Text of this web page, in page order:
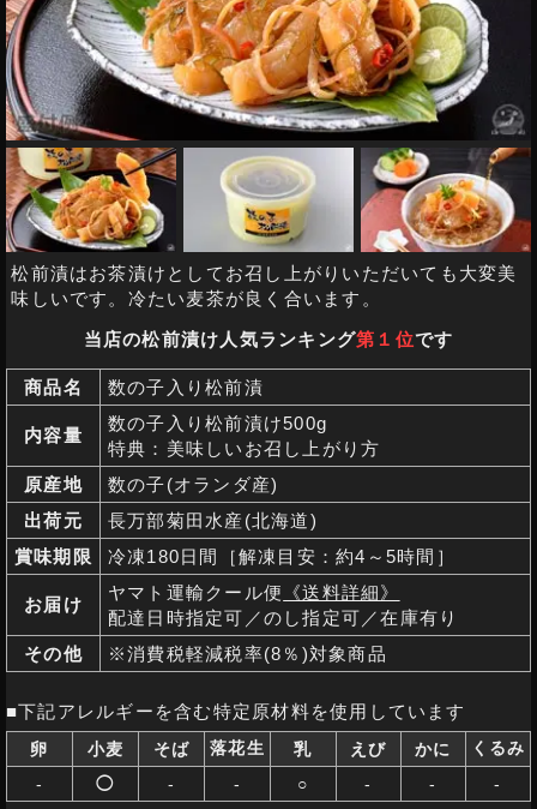
松前漬はお茶漬けとしてお召し上がりいただいても大変美
味しいです。冷たい麦茶が良く合います。
当店の松前漬け人気ランキング第１位です
商品名 数の子入り松前漬
内容量
数の子入り松前漬け500g
特典：美味しいお召し上がり方
原産地
数の子(オランダ産)
出荷元
長万部菊田水産(北海道)
賞味期限
冷凍180日間［解凍目安：約4～5時間］
お届け
ヤマト運輸クール便 《送料詳細》
配達日時指定可／のし指定可／在庫有り
その他
※消費税軽減税率(8％)対象商品
■下記アレルギーを含む特定原材料を使用しています
卵 小麦 そば 落花生 乳 えび かに
くるみ
-
◯ - - ○ - - -